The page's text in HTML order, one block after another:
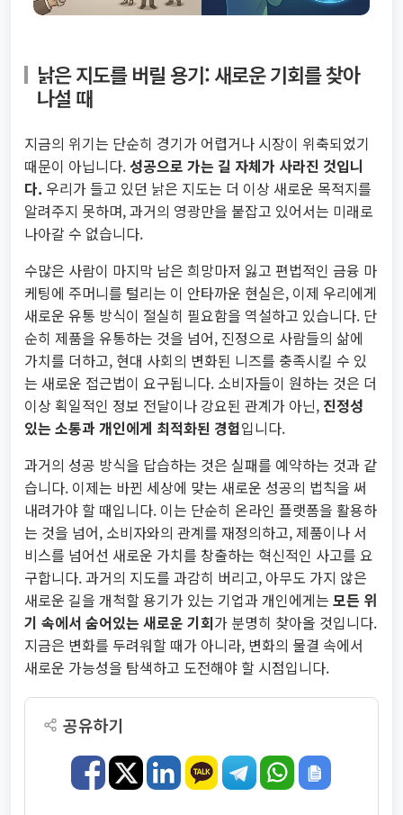
낡은 지도를 버릴 용기: 새로운 기회를 찾아
나설 때
지금의 위기는 단순히 경기가 어렵거나 시장이 위축되었기
때문이 아닙니다.성공으로 가는 길 자체가 사라진 것입니
다. 우리가 들고 있던 낡은 지도는 더 이상 새로운 목적지를
알려주지 못하며, 과거의 영광만을 붙잡고 있어서는 미래로
나아갈 수 없습니다.
수많은 사람이 마지막 남은 희망마저 잃고 편법적인 금융 마
케팅에 주머니를 털리는 이 안타까운 현실은, 이제 우리에게
새로운 유통 방식이 절실히 필요함을 역설하고 있습니다. 단
순히 제품을 유통하는 것을 넘어, 진정으로 사람들의 삶에
가치를 더하고, 현대 사회의 변화된 니즈를 충족시킬 수 있
는 새로운 접근법이 요구됩니다. 소비자들이 원하는 것은 더
이상 획일적인 정보 전달이나 강요된 관계가 아닌, 진정성
있는 소통과 개인에게 최적화된 경험입니다.
과거의 성공 방식을 답습하는 것은 실패를 예약하는 것과 같
습니다. 이제는 바뀐 세상에 맞는 새로운 성공의 법칙을 써
내려가야 할 때입니다. 이는 단순히 온라인 플랫폼을 활용하
는 것을 넘어, 소비자와의 관계를 재정의하고, 제품이나 서
비스를 넘어선 새로운 가치를 창출하는 혁신적인 사고를 요
구합니다. 과거의 지도를 과감히 버리고, 아무도 가지 않은
새로운 길을 개척할 용기가 있는 기업과 개인에게는 모든 위
기 속에서 숨어있는 새로운 기회가 분명히 찾아올 것입니다.
지금은 변화를 두려워할 때가 아니라, 변화의 물결 속에서
새로운 가능성을 탐색하고 도전해야 할 시점입니다.
공유하기